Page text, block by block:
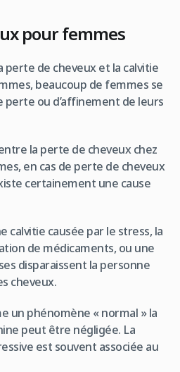
pour femmes
perte de cheveux et la calvitie
beaucoup de femmes se
ou d’affinement de leurs
la perte de cheveux chez
en cas de perte de cheveux
certainement une cause
calvitie causée par le stress, la
de médicaments, ou une
disparaissent la personne
cheveux.
un phénomène « normal » la
peut être négligée. La
est souvent associée au